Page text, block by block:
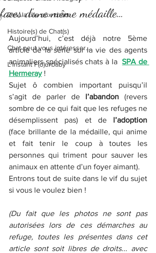
Del...la fille aux chats
Histoire(s) de Chat(s)
Chat peut vous intéresser...
L'instant F(o)urbaby
faces d’une même médaille…
Aujourd’hui, c’est déjà notre 5ème
article de la série sur la vie des agents
animaliers spécialisés chats à la SPA de
Hermeray !
Sujet ô combien important puisqu’il
s’agit de parler de l’abandon (revers
sombre de ce qui fait que les refuges ne
désemplissent pas) et de l’adoption
(face brillante de la médaille, qui anime
et fait tenir le coup à toutes les
personnes qui triment pour sauver les
animaux en attente d’un foyer aimant).
Entrons tout de suite dans le vif du sujet
si vous le voulez bien !
(Du fait que les photos ne sont pas
autorisées lors de ces démarches au
refuge, toutes les présentes dans cet
article sont soit libres de droits... avec